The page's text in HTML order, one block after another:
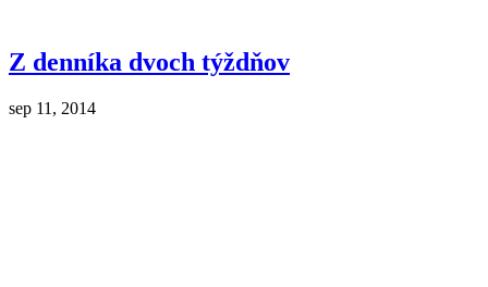
Z denníka dvoch týždňov
sep 11, 2014